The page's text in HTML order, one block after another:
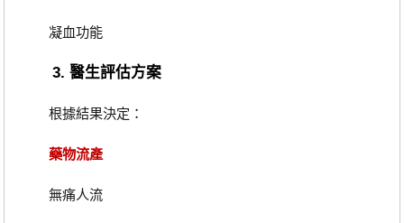
凝血功能
3. 醫生評估方案
根據結果決定：
藥物流產
無痛人流